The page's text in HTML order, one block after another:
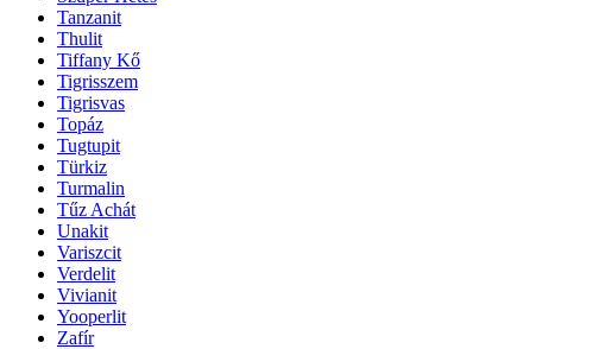
Tanzanit
Thulit
Tiffany Kő
Tigrisszem
Tigrisvas
Topáz
Tugtupit
Türkiz
Turmalin
Tűz Achát
Unakit
Variszcit
Verdelit
Vivianit
Yooperlit
Zafír